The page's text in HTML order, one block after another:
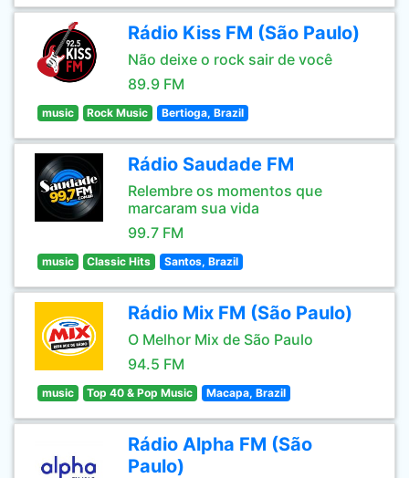
Rádio Kiss FM (São Paulo)
Não deixe o rock sair de você
89.9 FM
music Rock Music Bertioga, Brazil
Rádio Saudade FM
Relembre os momentos que
marcaram sua vida
99.7 FM
music Classic Hits Santos, Brazil
Rádio Mix FM (São Paulo)
O Melhor Mix de São Paulo
94.5 FM
music Top 40 & Pop Music Macapa, Brazil
Rádio Alpha FM (São
Paulo)